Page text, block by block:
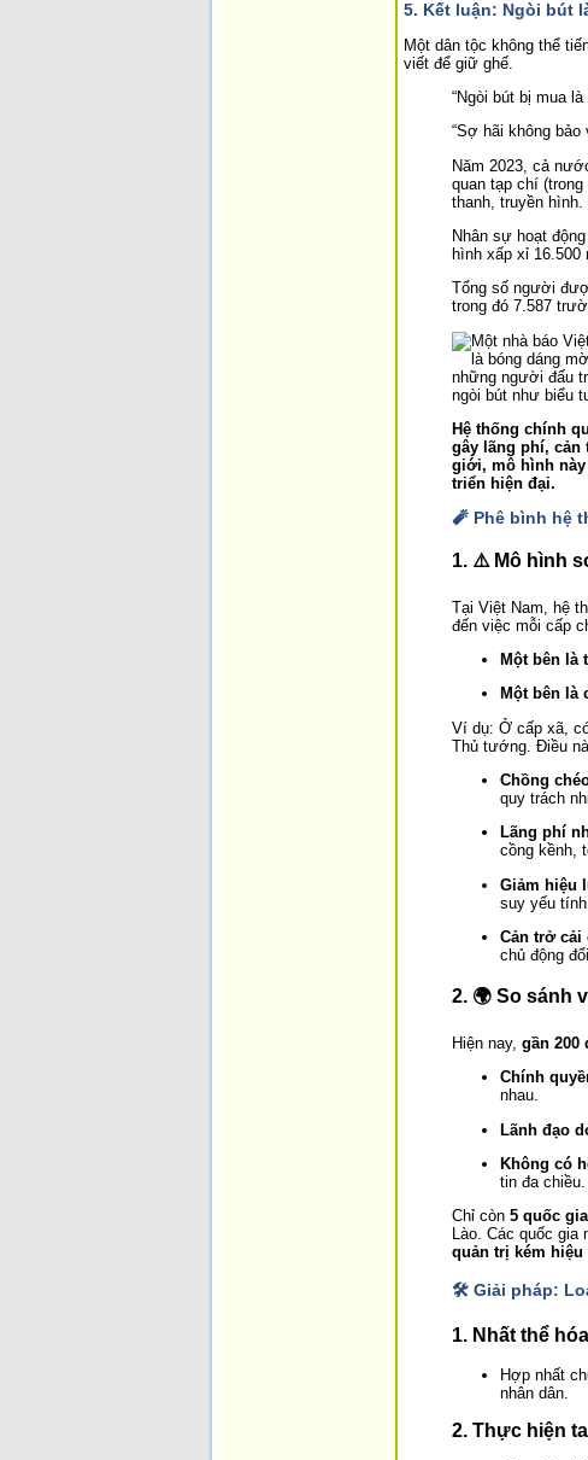
5. Kết luận: Ngòi bút
Một dân tộc không thể
viết để giữ ghế.
“Ngòi bút bị mua
“Sợ hãi không
Năm 2023, cả
quan tạp chí
thanh, truyền hình.
Nhân sự hoạt
hình xấp xỉ 16.500
Tổng số người
trong đó 7.587
Hệ thống chính
gây lãng phí, cản
giới, mô hình
triển hiện đại.
🧨 Phê bình hệ
1. ⚠️ Mô hình
Tại Việt Nam, hệ
đến việc mỗi cấp
Một bên là
Một bên là
Ví dụ: Ở cấp xã,
Thủ tướng. Điều
Chồng
quy trách
Lãng phí
cồng kềnh,
Giảm hiệu
suy yếu
Cản trở cải
chủ động
2. 🌍 So sánh
Hiện nay, gần 200
Chính
nhau.
Lãnh đạo
Không có
tin đa chiều.
Chỉ còn 5 quốc
Lào. Các quốc gia
quản trị kém hiệu
🛠️ Giải pháp:
1. Nhất thể
Hợp nhất
nhân dân.
2. Thực hiện